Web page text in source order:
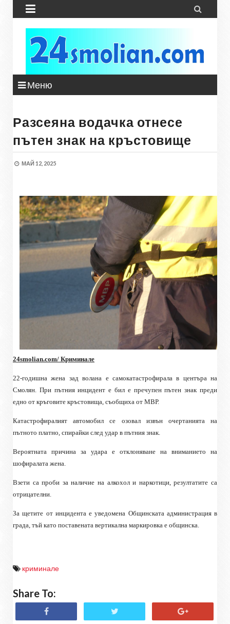
 
Меню
Разсеяна водачка отнесе
пътен знак на кръстовище
МАЙ 12, 2025
24smolian.com/ Криминале
22-годишна жена зад волана е самокатастрофирала в центъра на
Смолян. При пътния инцидент е бил е пречупен пътен знак преди
едно от кръговите кръстовища, съобщиха от МВР.
Катастрофиралият автомобил се озовал извън очертанията на
пътното платно, спирайки след удар в пътния знак.
Вероятната причина за удара е отклоняване на вниманието на
шофиралата жена.
Взети са проби за наличие на алкохол и наркотици, резултатите са
отрицателни.
За щетите от инцидента е уведомена Общинската администрация в
града, тъй като поставената вертикална маркировка е общинска.
криминале
Share To: